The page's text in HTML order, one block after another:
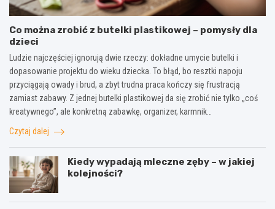
Co można zrobić z butelki plastikowej – pomysły dla
dzieci
Ludzie najczęściej ignorują dwie rzeczy: dokładne umycie butelki i
dopasowanie projektu do wieku dziecka. To błąd, bo resztki napoju
przyciągają owady i brud, a zbyt trudna praca kończy się frustracją
zamiast zabawy. Z jednej butelki plastikowej da się zrobić nie tylko „coś
kreatywnego”, ale konkretną zabawkę, organizer, karmnik…
Czytaj dalej
Kiedy wypadają mleczne zęby – w jakiej
kolejności?